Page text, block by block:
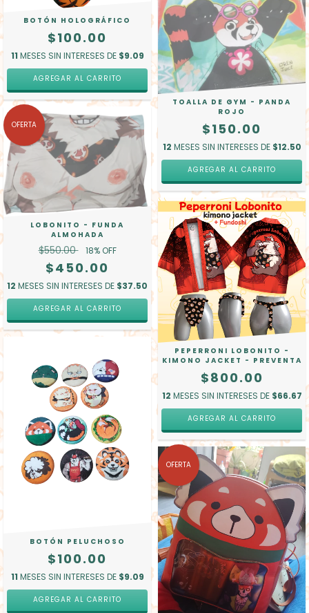
BOTÓN HOLOGRÁFICO
$100.00
11 MESES SIN INTERESES DE $9.09
AGREGAR AL CARRITO
TOALLA DE GYM - PANDA
ROJO
$150.00
12 MESES SIN INTERESES DE $12.50
OFERTA
LOBONITO - FUNDA
ALMOHADA
$550.00 18% OFF
$450.00
12 MESES SIN INTERESES DE $37.50
PEPERRONI LOBONITO -
KIMONO JACKET - PREVENTA
$800.00
12 MESES SIN INTERESES DE $66.67
AGREGAR AL CARRITO
BOTÓN PELUCHOSO
$100.00
11 MESES SIN INTERESES DE $9.09
AGREGAR AL CARRITO
OFERTA